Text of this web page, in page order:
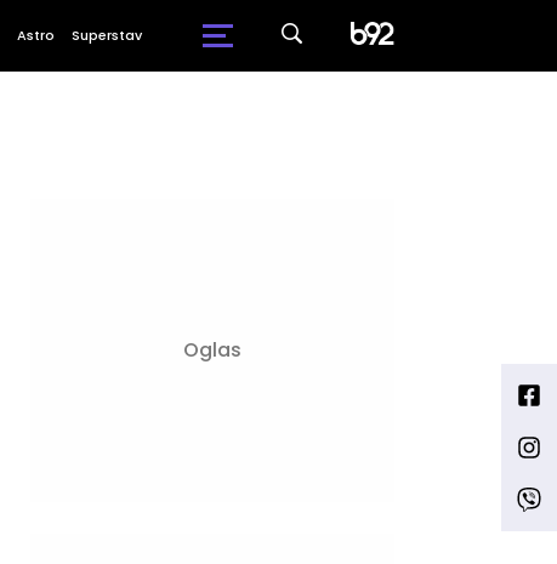
Astro Superstav